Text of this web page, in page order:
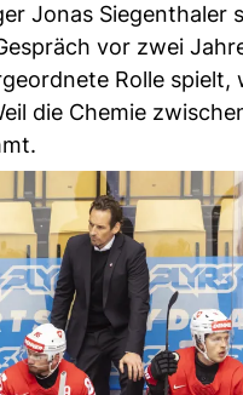
Jonas Siegenthaler
vor zwei
Rolle spielt,
die Chemie